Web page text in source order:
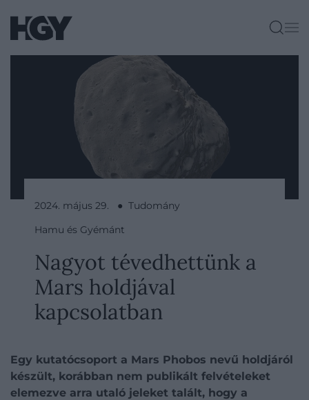
2024. május 29. ● Tudomány
Hamu és Gyémánt
Nagyot tévedhettünk a
Mars holdjával
kapcsolatban
Egy kutatócsoport a Mars Phobos nevű holdjáról
készült, korábban nem publikált felvételeket
elemezve arra utaló jeleket talált, hogy a